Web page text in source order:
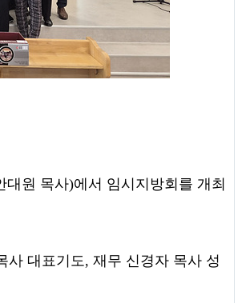
원 목사)에서 임시지방회를 개최
사 대표기도, 재무 신경자 목사 성